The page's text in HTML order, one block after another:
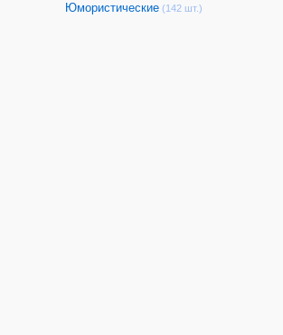
Юмористические (142 шт.)